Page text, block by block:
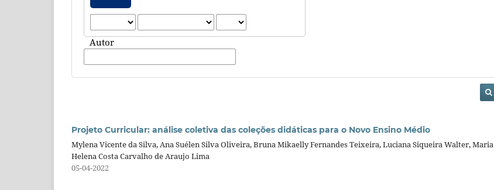
Autor
Projeto Curricular: análise coletiva das coleções didáticas para o Novo Ensino Médio
Mylena Vicente da Silva, Ana Suélen Silva Oliveira, Bruna Mikaelly Fernandes Teixeira, Luciana Siqueira Walter, Maria
Helena Costa Carvalho de Araujo Lima
05-04-2022